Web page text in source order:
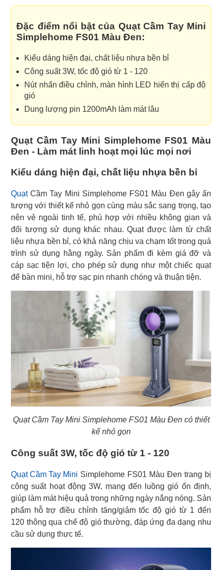
Đặc điểm nổi bật của Quạt Cầm Tay Mini
Simplehome FS01 Màu Đen:
Kiểu dáng hiện đại, chất liệu nhựa bền bỉ
Công suất 3W, tốc độ gió từ 1 - 120
Nút nhấn điều chỉnh, màn hình LED hiển thị cấp độ
gió
Dung lượng pin 1200mAh làm mát lâu
Quạt Cầm Tay Mini Simplehome FS01 Màu
Đen - Làm mát linh hoạt mọi lúc mọi nơi
Kiểu dáng hiện đại, chất liệu nhựa bền bỉ
QuạtCầm Tay Mini Simplehome FS01 Màu Đen gây ấn
tượng với thiết kế nhỏ gọn cùng màu sắc sang trọng, tạo
nên vẻ ngoài tinh tế, phù hợp với nhiều không gian và
đối tượng sử dụng khác nhau. Quạt được làm từ chất
liệu nhựa bền bỉ, có khả năng chịu va chạm tốt trong quá
trình sử dụng hằng ngày. Sản phẩm đi kèm giá đỡ và
cáp sạc tiện lợi, cho phép sử dụng như một chiếc quạt
để bàn mini, hỗ trợ sạc pin nhanh chóng và thuận tiện.
Quạt Cầm Tay Mini Simplehome FS01 Màu Đen có thiết
kế nhỏ gọn
Công suất 3W, tốc độ gió từ 1 - 120
Quạt Cầm Tay Mini Simplehome FS01 Màu Đen trang bị
công suất hoạt động 3W, mang đến luồng gió ổn định,
giúp làm mát hiệu quả trong những ngày nắng nóng. Sản
phẩm hỗ trợ điều chỉnh tăng/giảm tốc độ gió từ 1 đến
120 thông qua chế độ gió thường, đáp ứng đa dạng nhu
cầu sử dụng thực tế.